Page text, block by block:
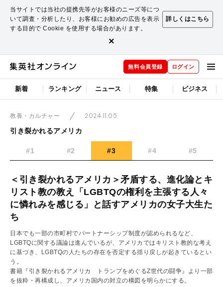
当サイトでは当社の提携先等がお客様のニーズ等につ
いて調査・分析したり、お客様にお勧めの広告を表示
する目的で Cookie を使用する場合があります。
詳しくはこちら
×
無料会員登録 ログイン
新着 ランキング ニュース 特集 ビジネス
教養・カルチャー
2024.11.05
引き裂かれるアメリカ
#1 #2 #3 #4 #5
＜引き裂かれるアメリカ＞矛盾する、進化論とキ
リスト教の教え「LGBTQの権利を主張する人々
に憐れみを感じる」と話すアメリカの女子大生た
ち
日本でも一部の市町村でパートナーシップ制度が認められるなど、
LGBTQに関する議論は進んでいるが、アメリカではキリスト教的な考え
に基づき、LGBTQの人たちの存在を否定する揺り戻しが起きているとい
う。
書籍『引き裂かれるアメリカ トランプをめぐるZ世代の闘争』より一部
を抜粋・再構成し、アメリカ国内の対立の構図を明らかにする。